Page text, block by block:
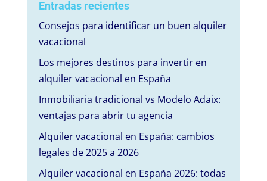
Entradas recientes
Consejos para identificar un buen alquiler
vacacional
Los mejores destinos para invertir en
alquiler vacacional en España
Inmobiliaria tradicional vs Modelo Adaix:
ventajas para abrir tu agencia
Alquiler vacacional en España: cambios
legales de 2025 a 2026
Alquiler vacacional en España 2026: todas